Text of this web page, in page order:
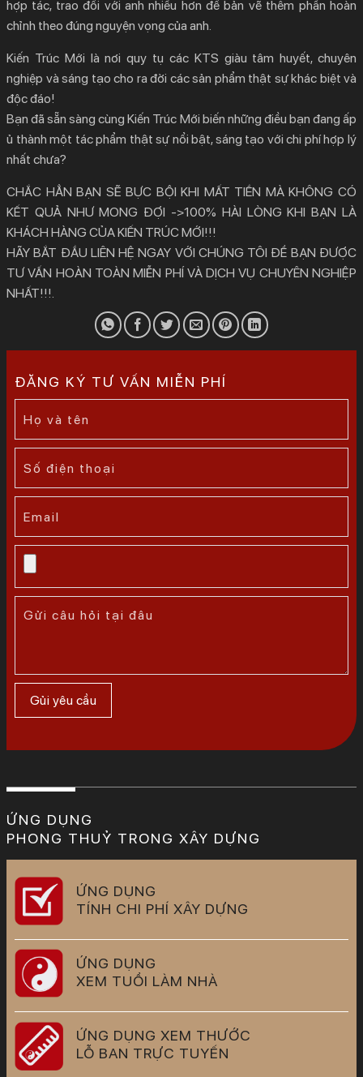
hợp tác, trao đổi với anh nhiều hơn để bản vẽ thêm phần hoàn
chỉnh theo đúng nguyện vọng của anh.
Kiến Trúc Mới là nơi quy tụ các KTS giàu tâm huyết, chuyên
nghiệp và sáng tạo cho ra đời các sản phẩm thật sự khác biệt và
độc đáo!
Bạn đã sẵn sàng cùng Kiến Trúc Mới biến những điều bạn đang ấp
ủ thành một tác phẩm thật sự nổi bật, sáng tạo với chi phí hợp lý
nhất chưa?
CHẮC HẲN BẠN SẼ BỰC BỘI KHI MẤT TIỀN MÀ KHÔNG CÓ
KẾT QUẢ NHƯ MONG ĐỢI ->100% HÀI LÒNG KHI BẠN LÀ
KHÁCH HÀNG CỦA KIẾN TRÚC MỚI!!!
HÃY BẮT ĐẦU LIÊN HỆ NGAY VỚI CHÚNG TÔI ĐỂ BẠN ĐƯỢC
TƯ VẤN HOÀN TOÀN MIỄN PHÍ VÀ DỊCH VỤ CHUYÊN NGHIỆP
NHẤT!!!.
ĐĂNG KÝ TƯ VẤN MIỄN PHÍ
ỨNG DỤNG
PHONG THUỶ TRONG XÂY DỰNG
ỨNG DỤNG
TÍNH CHI PHÍ XÂY DỰNG
ỨNG DỤNG
XEM TUỔI LÀM NHÀ
ỨNG DỤNG XEM THƯỚC
LỖ BAN TRỰC TUYẾN